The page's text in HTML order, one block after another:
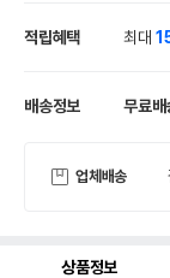
적립혜택 최대
배송정보 무료배
업체배송
상품정보